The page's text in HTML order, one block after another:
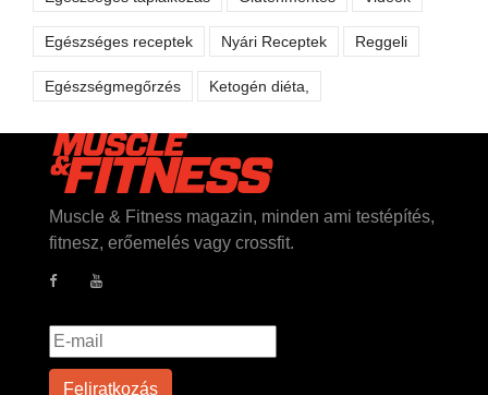
Egészséges receptek Nyári Receptek Reggeli
Egészségmegőrzés Ketogén diéta,
Muscle & Fitness magazin, minden ami testépítés,
fitnesz, erőemelés vagy crossfit.